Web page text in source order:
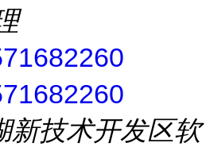
新技术开发区软